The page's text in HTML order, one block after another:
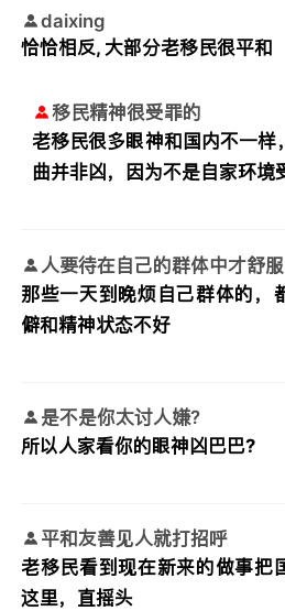
daixing
恰恰相反, 大部分老移民很平和
移民精神很受罪的
老移民很多眼神和国内不一样
曲并非凶，因为不是自家环境
人要待在自己的群体中才舒服
那些一天到晚烦自己群体的，
僻和精神状态不好
是不是你太讨人嫌?
所以人家看你的眼神凶巴巴?
平和友善见人就打招呼
老移民看到现在新来的做事把
这里，直摇头